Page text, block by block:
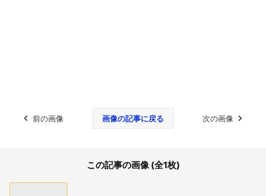
前の画像 画像の記事に戻る 次の画像
この記事の画像 (全1枚)